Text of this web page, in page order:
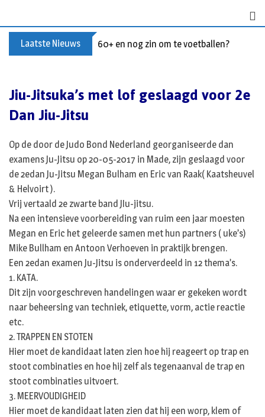
content
Laatste Nieuws 60+ en nog zin om te voetballen? Kom
Jiu-Jitsuka’s met lof geslaagd voor 2e
Dan Jiu-Jitsu
Op de door de Judo Bond Nederland georganiseerde dan
examens Ju-Jitsu op 20-05-2017 in Made, zijn geslaagd voor
de 2edan Ju-Jitsu Megan Bulham en Eric van Raak( Kaatsheuvel
& Helvoirt ).
Vrij vertaald 2e zwarte band JIu-jitsu.
Na een intensieve voorbereiding van ruim een jaar moesten
Megan en Eric het geleerde samen met hun partners ( uke’s)
Mike Bullham en Antoon Verhoeven in praktijk brengen.
Een 2edan examen Ju-Jitsu is onderverdeeld in 12 thema’s.
1. KATA.
Dit zijn voorgeschreven handelingen waar er gekeken wordt
naar beheersing van techniek, etiquette, vorm, actie reactie
etc.
2. TRAPPEN EN STOTEN
Hier moet de kandidaat laten zien hoe hij reageert op trap en
stoot combinaties en hoe hij zelf als tegenaanval de trap en
stoot combinaties uitvoert.
3. MEERVOUDIGHEID
Hier moet de kandidaat laten zien dat hij een worp, klem of